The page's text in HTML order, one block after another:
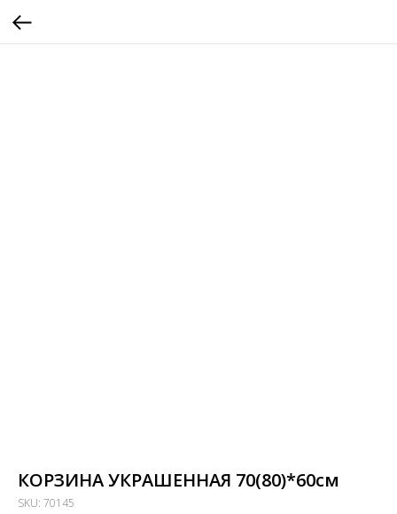
КОРЗИНА УКРАШЕННАЯ 70(80)*60см
SKU: 70145